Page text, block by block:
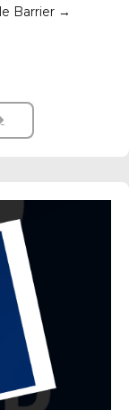
Barrier →